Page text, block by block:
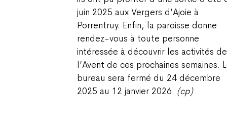
juin 2025 aux Vergers d’Ajoie à
Porrentruy. Enfin, la paroisse donne
rendez-vous à toute personne
intéressée à découvrir les activités de
l’Avent de ces prochaines semaines.
bureau sera fermé du 24 décembre
2025 au 12 janvier 2026. (cp)